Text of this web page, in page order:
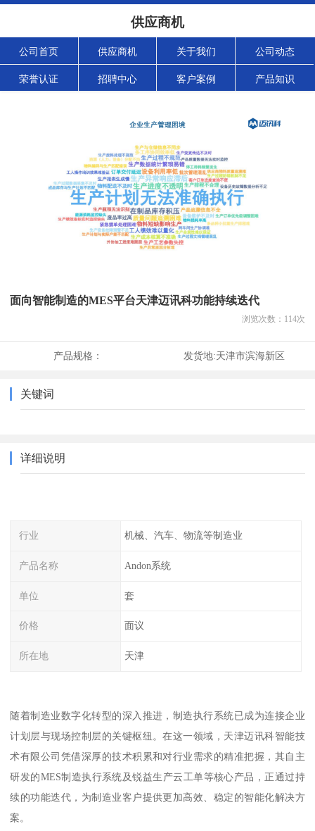
供应商机
公司首页 供应商机 关于我们 公司动态
荣誉认证 招聘中心 客户案例 产品知识
面向智能制造的MES平台天津迈讯科功能持续迭代
浏览次数： 114次
产品规格： 发货地:天津市滨海新区
关键词
详细说明
行业 机械、汽车、物流等制造业
产品名称 Andon系统
单位 套
价格 面议
所在地 天津
随着制造业数字化转型的深入推进，制造执行系统已成为连接企业
计划层与现场控制层的关键枢纽。在这一领域，天津迈讯科智能技
术有限公司凭借深厚的技术积累和对行业需求的精准把握，其自主
研发的MES制造执行系统及锐益生产云工单等核心产品，正通过持
续的功能迭代，为制造业客户提供更加高效、稳定的智能化解决方
案。